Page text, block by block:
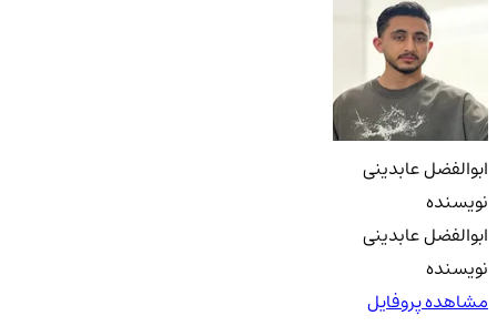
ابوالفضل عابدینی
نویسنده
ابوالفضل عابدینی
نویسنده
مشاهده پروفایل